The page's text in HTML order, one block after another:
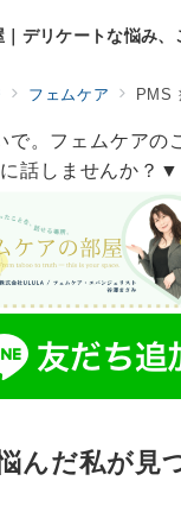
デリケートな悩み、
フェムケア PMS 症
。フェムケアの
に話しませんか？▼
んだ私が見